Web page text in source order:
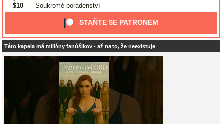
$10
- Soukromé poradenství
STAŇTE SE PATRONEM
Táto kapela má milióny fanúšikov - až na to, že neexistuje